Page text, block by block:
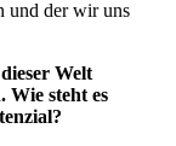
und der wir uns
Welt
steht es